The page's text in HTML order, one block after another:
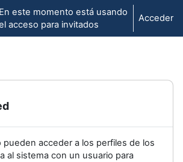
En este momento está usando
acceso para invitados
Acceder
pueden acceder a los perfiles de los
al sistema con un usuario para